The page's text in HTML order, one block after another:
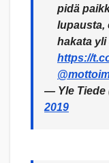
pidä
lupausta,
hakata yli
https://
— Yle Tiede
2019